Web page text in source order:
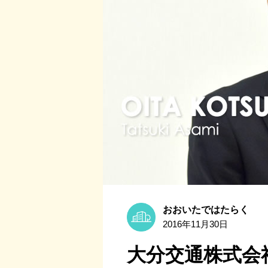
おおいたではたらく
2016年11月30日
大分交通株式会